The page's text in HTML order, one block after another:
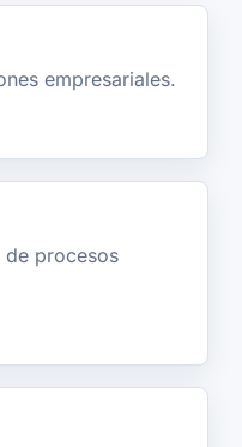
empresariales.
de procesos